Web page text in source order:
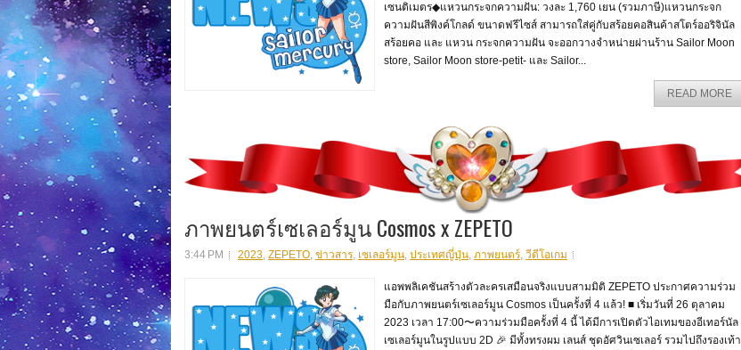
เซนติเมตร◆แหวนกระจกความฝัน: วงละ 1,760 เยน (รวมภาษี)แหวนกระจก
ความฝันสีพิงค์โกลด์ ขนาดฟรีไซส์ สามารถใส่คู่กับสร้อยคอสินค้าสโตร์ออริจินัล
สร้อยคอ และ แหวน กระจกความฝัน จะออกวางจำหน่ายผ่านร้าน Sailor Moon
store, Sailor Moon store-petit- และ Sailor...
READ MORE
ภาพยนตร์เซเลอร์มูน Cosmos x ZEPETO
3:44 PM 2023, ZEPETO, ข่าวสาร, เซเลอร์มูน, ประเทศญี่ปุ่น, ภาพยนตร์, วีดีโอเกม
แอพพลิเคชันสร้างตัวละครเสมือนจริงแบบสามมิติ ZEPETO ประกาศความร่วม
มือกับภาพยนตร์เซเลอร์มูน Cosmos เป็นครั้งที่ 4 แล้ว! ■ เริ่มวันที่ 26 ตุลาคม
2023 เวลา 17:00〜ความร่วมมือครั้งที่ 4 นี้ ได้มีการเปิดตัวไอเทมของอีเทอร์นัล
เซเลอร์มูนในรูปแบบ 2D 🎉 มีทั้งทรงผม เลนส์ ชุดอัศวินเซเลอร์ รวมไปถึงรองเท้า